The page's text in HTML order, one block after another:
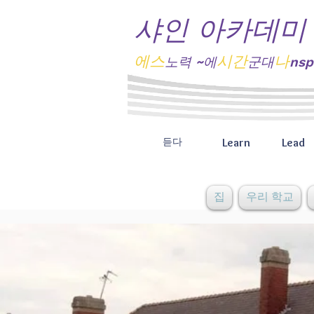
샤인 아카데미
에스노력 ~에시간군대나
듣다 Learn Lead
집 우리 학교